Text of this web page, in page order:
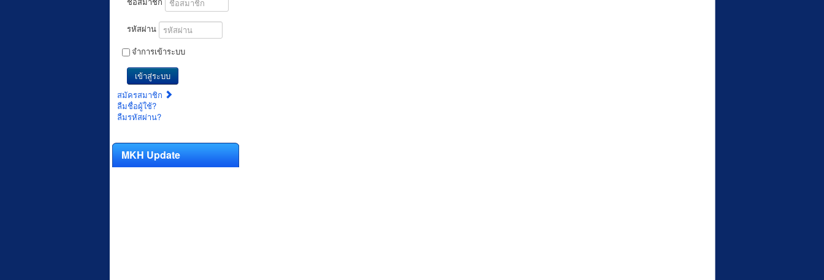
รหัสผ่าน
จำการเข้าระบบ
เข้าสู่ระบบ
สมัครสมาชิก
ลืมชื่อผู้ใช้?
ลืมรหัสผ่าน?
MKH Update